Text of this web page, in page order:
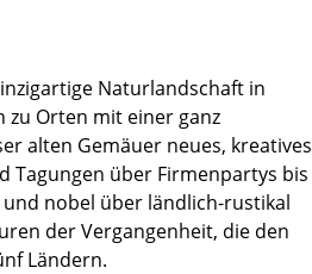
Naturlandschaft in
Orten mit einer ganz
alten Gemäuer neues, kreatives
Tagungen über Firmenpartys bis
nobel über ländlich-rustikal
der Vergangenheit, die den
Ländern.